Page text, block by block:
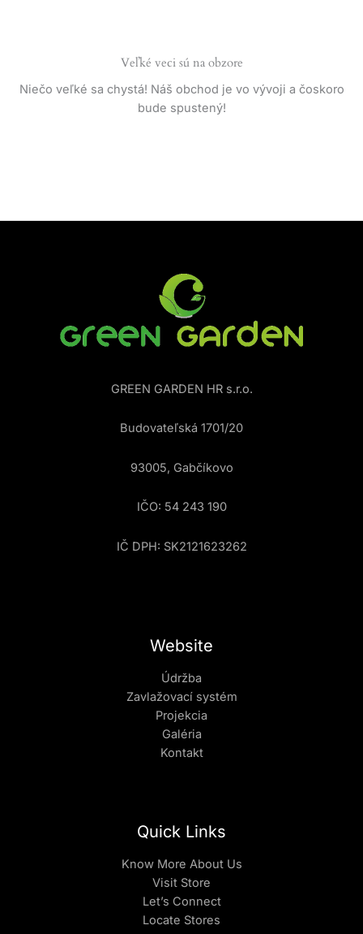
Veľké veci sú na obzore
Niečo veľké sa chystá! Náš obchod je vo vývoji a čoskoro
bude spustený!
GREEN GARDEN HR s.r.o.
Budovateľská 1701/20
93005, Gabčíkovo
IČO: 54 243 190
IČ DPH: SK2121623262
Website
Údržba
Zavlažovací systém
Projekcia
Galéria
Kontakt
Quick Links
Know More About Us
Visit Store
Let’s Connect
Locate Stores